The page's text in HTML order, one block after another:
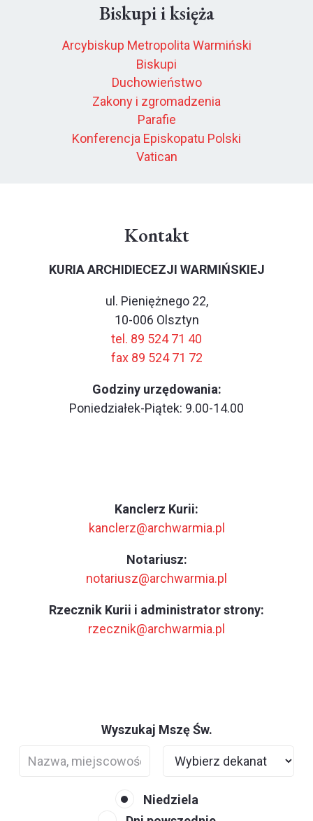
Biskupi i księża
Arcybiskup Metropolita Warmiński
Biskupi
Duchowieństwo
Zakony i zgromadzenia
Parafie
Konferencja Episkopatu Polski
Vatican
Kontakt
KURIA ARCHIDIECEZJI WARMIŃSKIEJ
ul. Pieniężnego 22,
10-006 Olsztyn
tel. 89 524 71 40
fax 89 524 71 72
Godziny urzędowania:
Poniedziałek-Piątek: 9.00-14.00
Kanclerz Kurii:
kanclerz@archwarmia.pl
Notariusz:
notariusz@archwarmia.pl
Rzecznik Kurii i administrator strony:
rzecznik@archwarmia.pl
Wyszukaj Mszę Św.
Niedziela